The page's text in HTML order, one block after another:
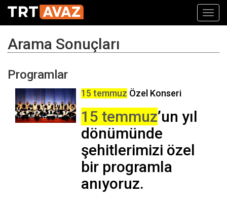
Arama Sonuçları
Programlar
15 temmuz Özel Konseri
15 temmuz’un yıl
dönümünde
şehitlerimizi özel
bir programla
anıyoruz.